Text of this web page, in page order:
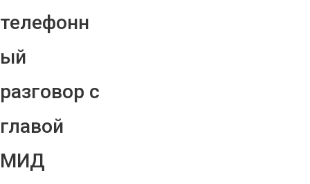
телефонн
ый
разговор с
главой
МИД